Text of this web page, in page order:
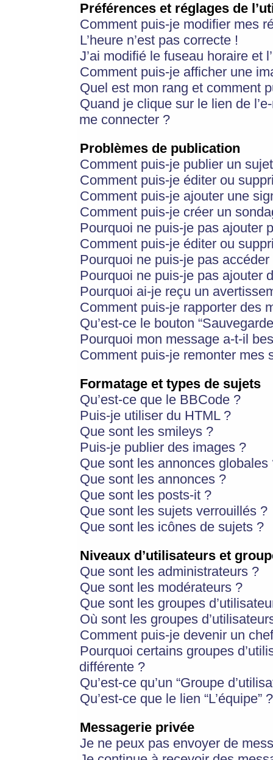
Préférences et réglages de
Comment puis-je modifier mes
L’heure n’est pas correcte !
J’ai modifié le fuseau horaire et
Comment puis-je afficher une
Quel est mon rang et comment
Quand je clique sur le lien de
me connecter ?
Problèmes de publication
Comment puis-je publier un
Comment puis-je éditer ou
Comment puis-je ajouter une
Comment puis-je créer un
Pourquoi ne puis-je pas ajouter
Comment puis-je éditer ou
Pourquoi ne puis-je pas
Pourquoi ne puis-je pas ajouter
Pourquoi ai-je reçu un
Comment puis-je rapporter des
Qu’est-ce le bouton
Pourquoi mon message a-t-il
Comment puis-je remonter mes
Formatage et types de sujets
Qu’est-ce que le BBCode ?
Puis-je utiliser du HTML ?
Que sont les smileys ?
Puis-je publier des images ?
Que sont les annonces globales
Que sont les annonces ?
Que sont les posts-it ?
Que sont les sujets verrouillés ?
Que sont les icônes de sujets ?
Niveaux d’utilisateurs et
Que sont les administrateurs ?
Que sont les modérateurs ?
Que sont les groupes
Où sont les groupes
Comment puis-je devenir un
Pourquoi certains groupes
différente ?
Qu’est-ce qu’un “Groupe
Qu’est-ce que le lien “L’équipe” ?
Messagerie privée
Je ne peux pas envoyer de